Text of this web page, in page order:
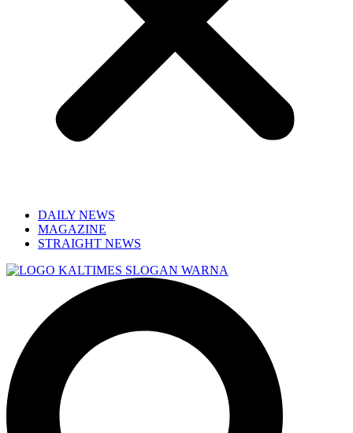
DAILY NEWS
MAGAZINE
STRAIGHT NEWS